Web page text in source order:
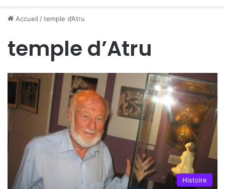
Accueil /temple d’Atru
temple d’Atru
Histoire